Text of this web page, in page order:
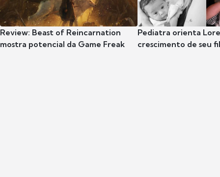
Review: Beast of Reincarnation
mostra potencial da Game Freak
Pediatra orienta
crescimento de seu